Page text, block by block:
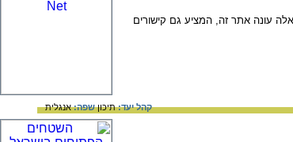
עונה אתר זה, המציע גם קישורים
קהל יעד:תיכוןשפה:אנגלית